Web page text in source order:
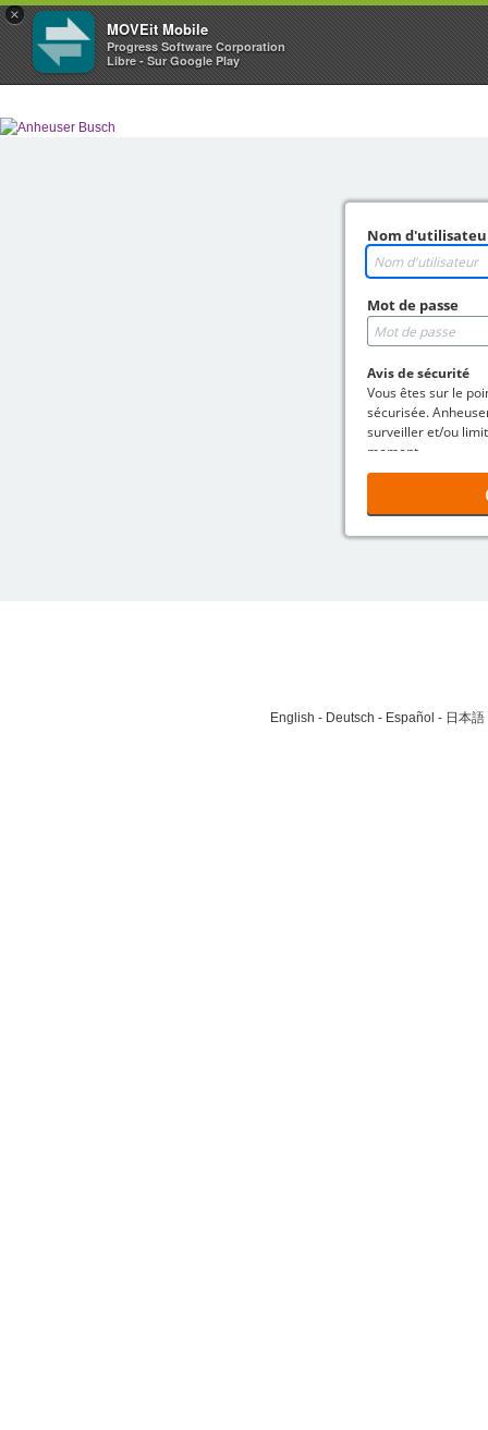
×
MOVEit Mobile
Progress Software Corporation
Libre - Sur Google Play
Nom
Mot de passe
Avis de sécurité
Vous êtes sur le
sécurisée.
surveiller et/ou
moment.
English Deutsch Español 日本語